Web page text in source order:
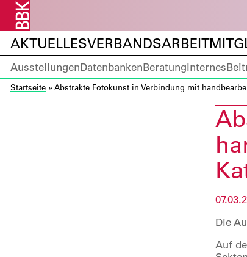
AKTUELLESVERBANDSARBEIT
AusstellungenDatenbankenBeratungInternes
Startseite » Abstrakte Fotokunst in Verbindung mit
Die
Auf